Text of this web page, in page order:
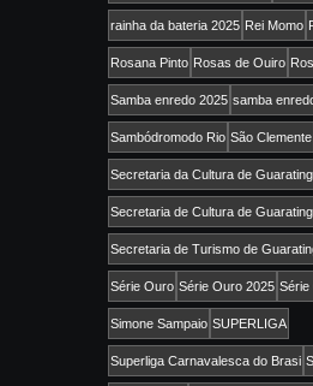
rainha da bateria 2025 Rei Momo
Rosana Pinto Rosas de Ouiro
Samba enredo 2025 samba
Sambódromodo Rio São Clemente
Secretaria da Cultura de
Secretaria de Cultura de
Secretaria de Turismo de
Série Ouro Série Ouro 2025 Série
Simone Sampaio SUPERLIGA
Superliga Carnavalesca do Brasi